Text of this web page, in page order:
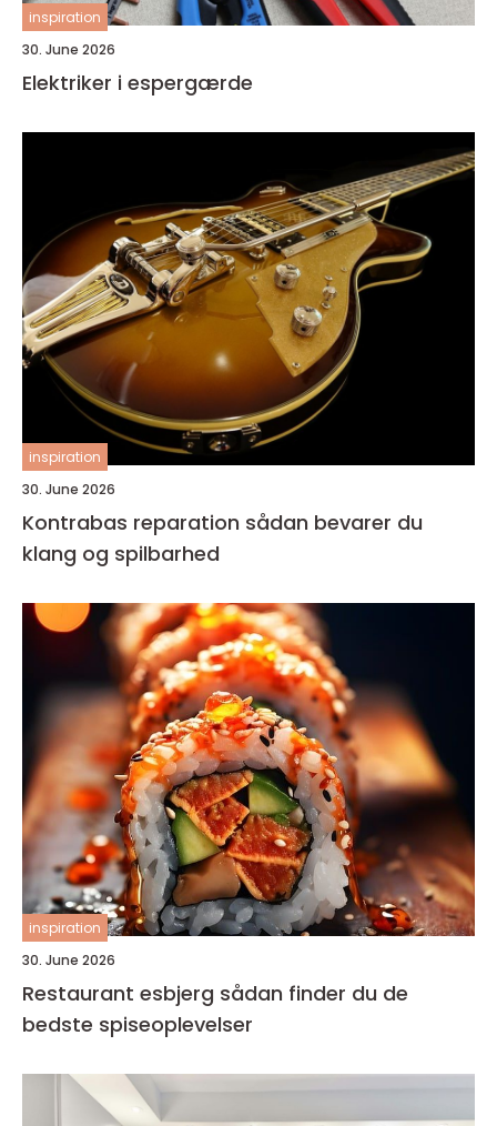
inspiration
30. June 2026
Elektriker i espergærde
inspiration
30. June 2026
Kontrabas reparation sådan bevarer du
klang og spilbarhed
inspiration
30. June 2026
Restaurant esbjerg sådan finder du de
bedste spiseoplevelser